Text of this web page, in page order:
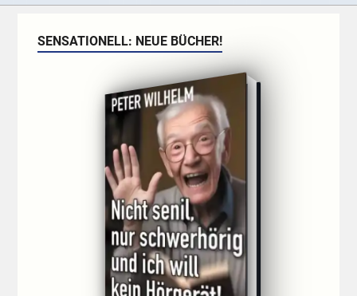
SENSATIONELL: NEUE BÜCHER!